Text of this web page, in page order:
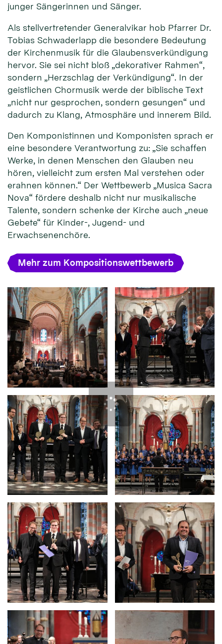
junger Sängerinnen und Sänger.
Als stellvertretender Generalvikar hob Pfarrer Dr.
Tobias Schwaderlapp die besondere Bedeutung
der Kirchenmusik für die Glaubensverkündigung
hervor. Sie sei nicht bloß „dekorativer Rahmen“,
sondern „Herzschlag der Verkündigung“. In der
geistlichen Chormusik werde der biblische Text
„nicht nur gesprochen, sondern gesungen“ und
dadurch zu Klang, Atmosphäre und innerem Bild.
Den Komponistinnen und Komponisten sprach er
eine besondere Verantwortung zu: „Sie schaffen
Werke, in denen Menschen den Glauben neu
hören, vielleicht zum ersten Mal verstehen oder
erahnen können.“ Der Wettbewerb „Musica Sacra
Nova“ fördere deshalb nicht nur musikalische
Talente, sondern schenke der Kirche auch „neue
Gebete“ für Kinder-, Jugend- und
Erwachsenenchöre.
Mehr zum Kompositionswettbewerb